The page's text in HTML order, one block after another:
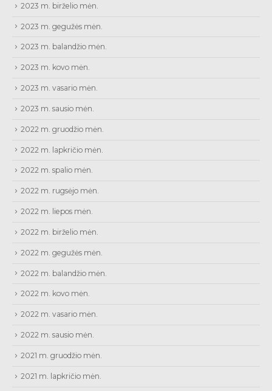
2023 m. birželio mėn.
2023 m. gegužės mėn.
2023 m. balandžio mėn.
2023 m. kovo mėn.
2023 m. vasario mėn.
2023 m. sausio mėn.
2022 m. gruodžio mėn.
2022 m. lapkričio mėn.
2022 m. spalio mėn.
2022 m. rugsėjo mėn.
2022 m. liepos mėn.
2022 m. birželio mėn.
2022 m. gegužės mėn.
2022 m. balandžio mėn.
2022 m. kovo mėn.
2022 m. vasario mėn.
2022 m. sausio mėn.
2021 m. gruodžio mėn.
2021 m. lapkričio mėn.